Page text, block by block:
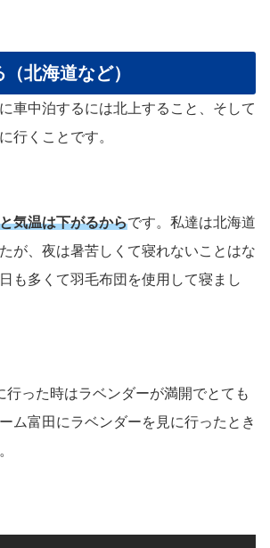
北海道など）
車中泊するには北上すること、そして
行くことです。
気温は下がるからです。私達は北海道
が、夜は暑苦しくて寝れないことはな
も多くて羽毛布団を使用して寝まし
行った時はラベンダーが満開でとても
ム富田にラベンダーを見に行ったとき